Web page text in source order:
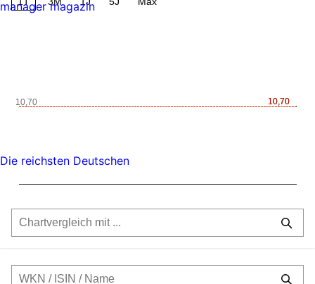
10,70
10,70
10,70
manager magazin
Die reichsten Deutschen